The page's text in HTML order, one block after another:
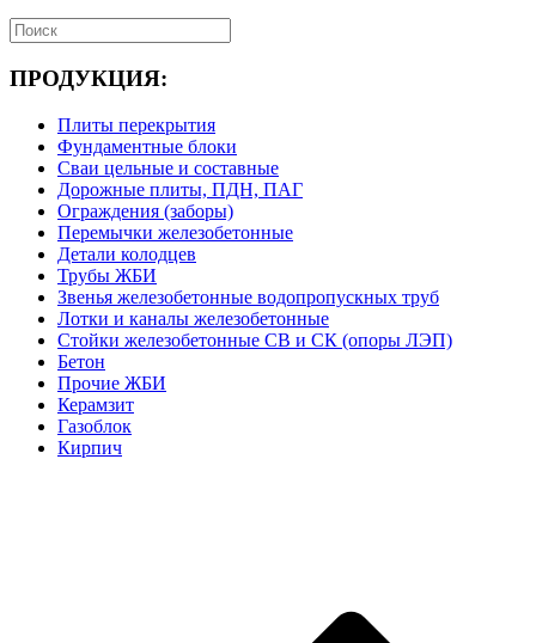
ПРОДУКЦИЯ:
Плиты перекрытия
Фундаментные блоки
Сваи цельные и составные
Дорожные плиты, ПДН, ПАГ
Ограждения (заборы)
Перемычки железобетонные
Детали колодцев
Трубы ЖБИ
Звенья железобетонные водопропускных труб
Лотки и каналы железобетонные
Стойки железобетонные СВ и СК (опоры ЛЭП)
Бетон
Прочие ЖБИ
Керамзит
Газоблок
Кирпич